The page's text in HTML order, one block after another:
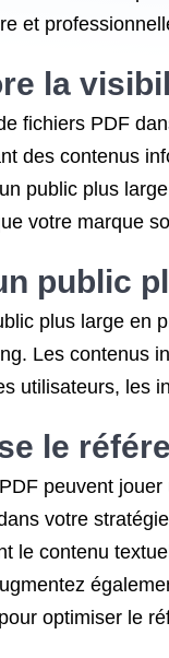
et
la
fichiers PDF
des contenus
public plus
votre marque
public
plus large en
Les contenus
utilisateurs, les
le
peuvent
votre
le contenu
optimiser le